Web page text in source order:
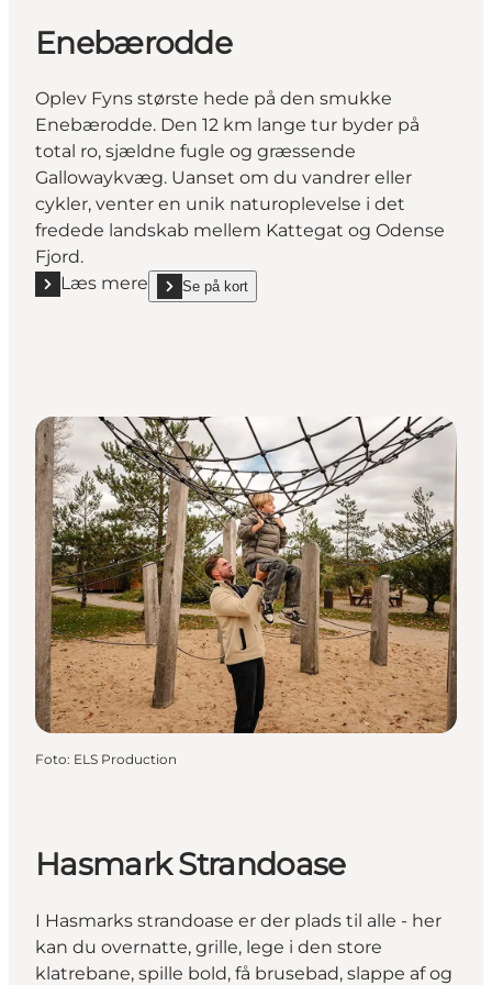
Enebærodde
Oplev Fyns største hede på den smukke
Enebærodde. Den 12 km lange tur byder på
total ro, sjældne fugle og græssende
Gallowaykvæg. Uanset om du vandrer eller
cykler, venter en unik naturoplevelse i det
fredede landskab mellem Kattegat og Odense
Fjord.
Læs mere
Læs mere "Enebærodde"
Se på kort
show Enebærodde on_map
Foto: ELS Production
Hasmark Strandoase
I Hasmarks strandoase er der plads til alle - her
kan du overnatte, grille, lege i den store
klatrebane, spille bold, få brusebad, slappe af og